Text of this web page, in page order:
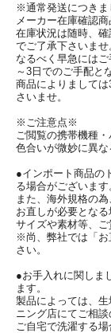
※通常発送につき
メーカー在庫確認
在庫状況は随時、
でご了承下さいませ
なるべく早急には
～3日でのご手配と
商品によりまして
さいませ。
※ご注意点※
ご閲覧の携帯機種
色合いが微妙に異な
●インポート商品の
る場合がございます
また、海外規格の
お直しが必要となる
サイズや素材等、ご
※尚、弊社では「お
さい。
●お手入れに関しま
ます。
製品によっては、
ニング店にてご相談
ご自宅で洗濯する